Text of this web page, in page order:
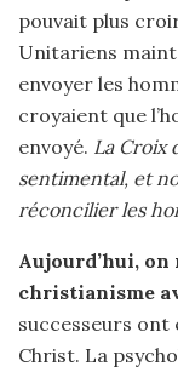
pouvait plus
Unitariens
envoyer les
croyaient que
envoyé. La Croix
sentimental, et
réconcilier les
Aujourd’hui,
christianisme
successeurs ont
Christ. La